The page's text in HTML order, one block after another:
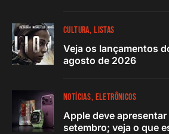
CULTURA LISTAS
Veja os lançamentos
agosto de 2026
NOTÍCIAS ELETRÔNICOS
Apple deve
setembro; veja o que